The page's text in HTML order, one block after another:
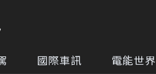
國際車訊 電能世界